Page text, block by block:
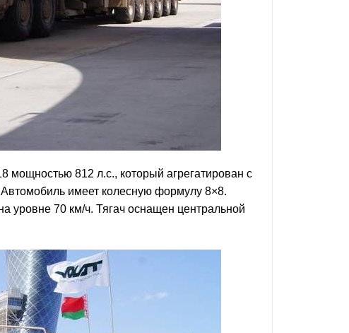
мощностью 812 л.с., который агрегатирован с
имеет колесную формулу 8×8.
уровне 70 км/ч. Тягач оснащен центральной